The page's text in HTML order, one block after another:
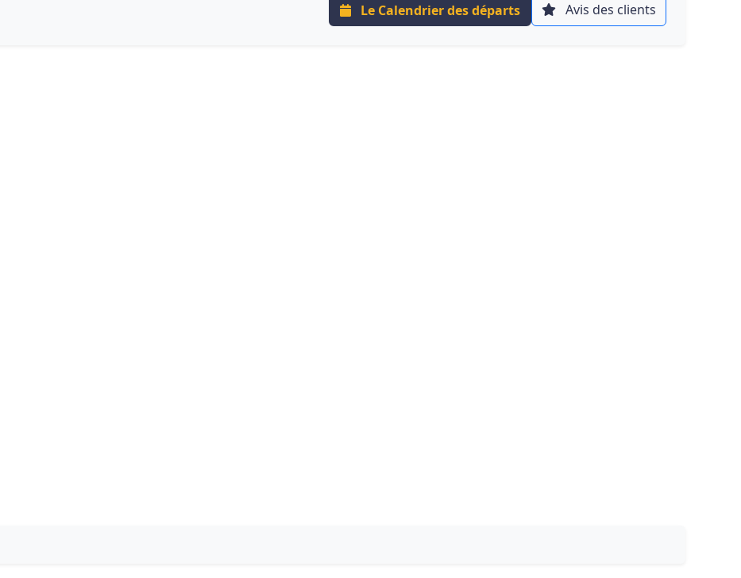
Le Calendrier des départs Avis des clients